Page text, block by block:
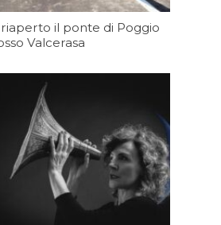
riaperto il ponte di Poggio
Valcerasa